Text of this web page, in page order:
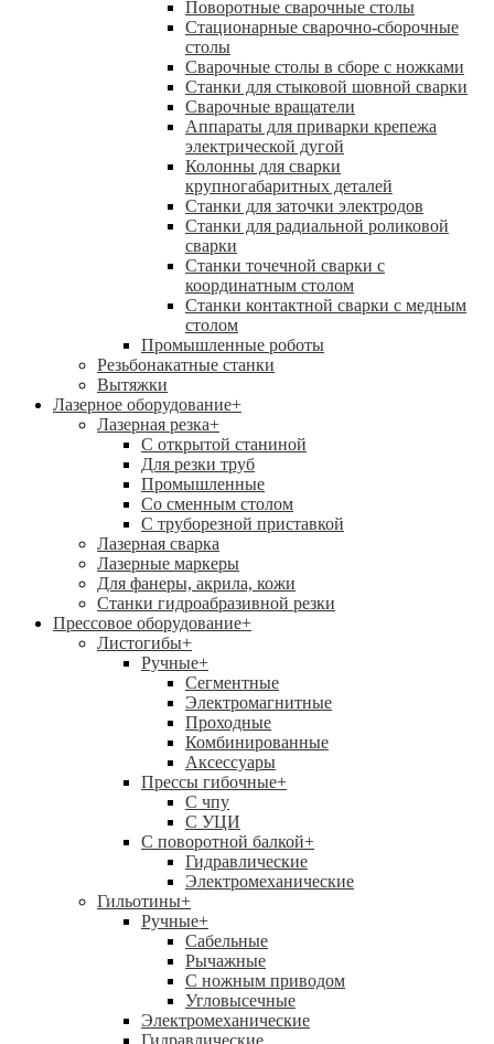
Поворотные сварочные столы
Стационарные сварочно-сборочные
столы
Сварочные столы в сборе с ножками
Станки для стыковой шовной сварки
Сварочные вращатели
Аппараты для приварки крепежа
электрической дугой
Колонны для сварки
крупногабаритных деталей
Станки для заточки электродов
Станки для радиальной роликовой
сварки
Станки точечной сварки с
координатным столом
Станки контактной сварки с медным
столом
Промышленные роботы
Резьбонакатные станки
Вытяжки
Лазерное оборудование+
Лазерная резка+
С открытой станиной
Для резки труб
Промышленные
Со сменным столом
С труборезной приставкой
Лазерная сварка
Лазерные маркеры
Для фанеры, акрила, кожи
Станки гидроабразивной резки
Прессовое оборудование+
Листогибы+
Ручные+
Сегментные
Электромагнитные
Проходные
Комбинированные
Аксессуары
Прессы гибочные+
C чпу
С УЦИ
С поворотной балкой+
Гидравлические
Электромеханические
Гильотины+
Ручные+
Сабельные
Рычажные
С ножным приводом
Угловысечные
Электромеханические
Гидравлические